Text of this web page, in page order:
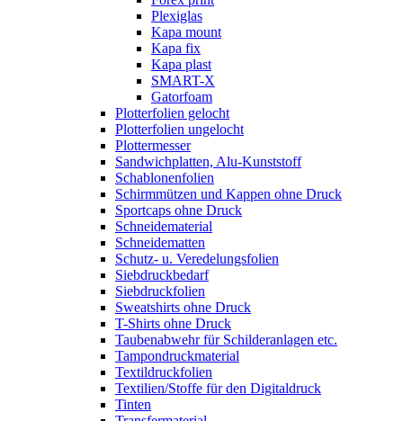
Plexiglas
Kapa mount
Kapa fix
Kapa plast
SMART-X
Gatorfoam
Plotterfolien gelocht
Plotterfolien ungelocht
Plottermesser
Sandwichplatten, Alu-Kunststoff
Schablonenfolien
Schirmmützen und Kappen ohne Druck
Sportcaps ohne Druck
Schneidematerial
Schneidematten
Schutz- u. Veredelungsfolien
Siebdruckbedarf
Siebdruckfolien
Sweatshirts ohne Druck
T-Shirts ohne Druck
Taubenabwehr für Schilderanlagen etc.
Tampondruckmaterial
Textildruckfolien
Textilien/Stoffe für den Digitaldruck
Tinten